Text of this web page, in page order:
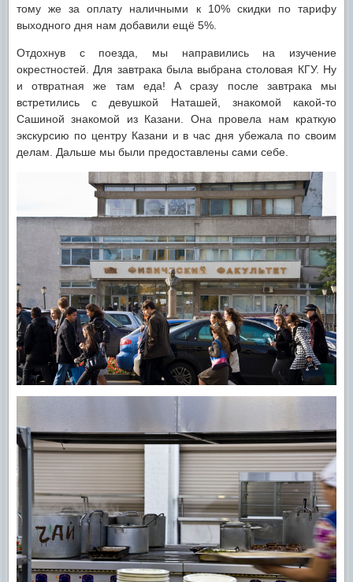
тому же за оплату наличными к 10% скидки по тарифу
выходного дня нам добавили ещё 5%.
Отдохнув с поезда, мы направились на изучение
окрестностей. Для завтрака была выбрана столовая КГУ. Ну
и отвратная же там еда! А сразу после завтрака мы
встретились с девушкой Наташей, знакомой какой-то
Сашиной знакомой из Казани. Она провела нам краткую
экскурсию по центру Казани и в час дня убежала по своим
делам. Дальше мы были предоставлены сами себе.